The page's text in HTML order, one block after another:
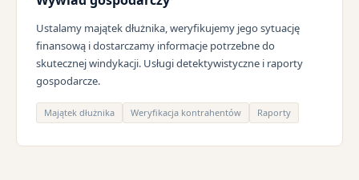
Ustalamy majątek dłużnika, weryfikujemy jego sytuację
finansową i dostarczamy informacje potrzebne do
skutecznej windykacji. Usługi detektywistyczne i raporty
gospodarcze.
Majątek dłużnika Weryfikacja kontrahentów Raporty